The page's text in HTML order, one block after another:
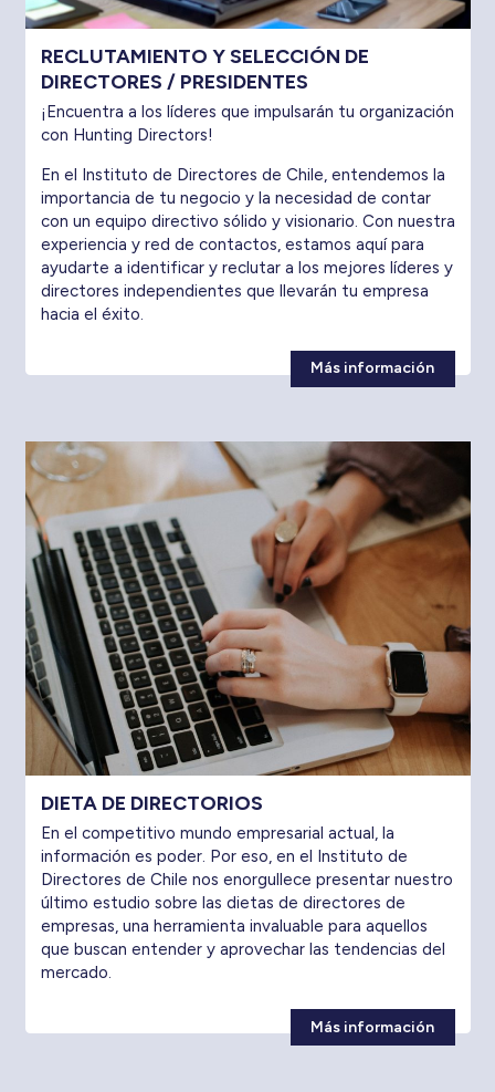
RECLUTAMIENTO Y SELECCIÓN DE
DIRECTORES / PRESIDENTES
¡Encuentra a los líderes que impulsarán tu organización
con Hunting Directors!
En el Instituto de Directores de Chile, entendemos la
importancia de tu negocio y la necesidad de contar
con un equipo directivo sólido y visionario. Con nuestra
experiencia y red de contactos, estamos aquí para
ayudarte a identificar y reclutar a los mejores líderes y
directores independientes que llevarán tu empresa
hacia el éxito.
Más información
DIETA DE DIRECTORIOS
En el competitivo mundo empresarial actual, la
información es poder. Por eso, en el Instituto de
Directores de Chile nos enorgullece presentar nuestro
último estudio sobre las dietas de directores de
empresas, una herramienta invaluable para aquellos
que buscan entender y aprovechar las tendencias del
mercado.
Más información